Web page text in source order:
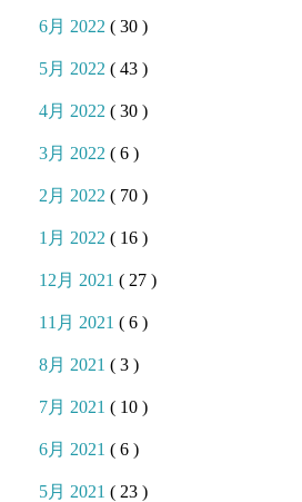
6月 2022( 30 )
5月 2022( 43 )
4月 2022( 30 )
3月 2022( 6 )
2月 2022( 70 )
1月 2022( 16 )
12月 2021( 27 )
11月 2021( 6 )
8月 2021( 3 )
7月 2021( 10 )
6月 2021( 6 )
5月 2021( 23 )